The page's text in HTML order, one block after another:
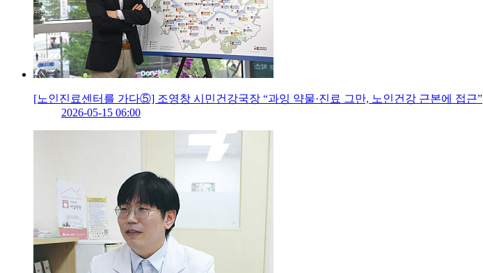
[노인진료센터를 가다⑤] 조영창 시민건강국장 “과잉 약물·진료 그만, 노인건강 근본에 접근”
2026-05-15 06:00